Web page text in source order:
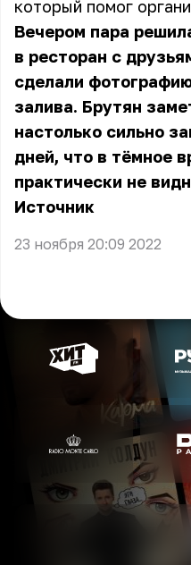
который помог
Вечером пара
в ресторан с
сделали
залива. Брутян
настолько сильно
дней, что в тёмное
практически не
Источник
23 ноября 20:09 2022